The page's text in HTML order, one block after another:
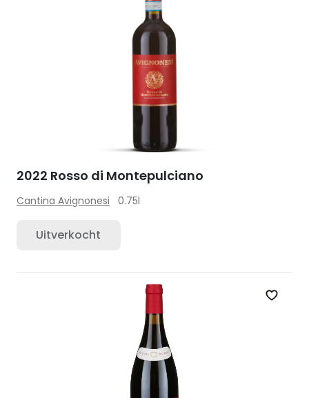
2022 Rosso di Montepulciano
Cantina Avignonesi 0.75l
Uitverkocht
Zet